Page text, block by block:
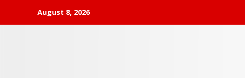
August 8, 2026